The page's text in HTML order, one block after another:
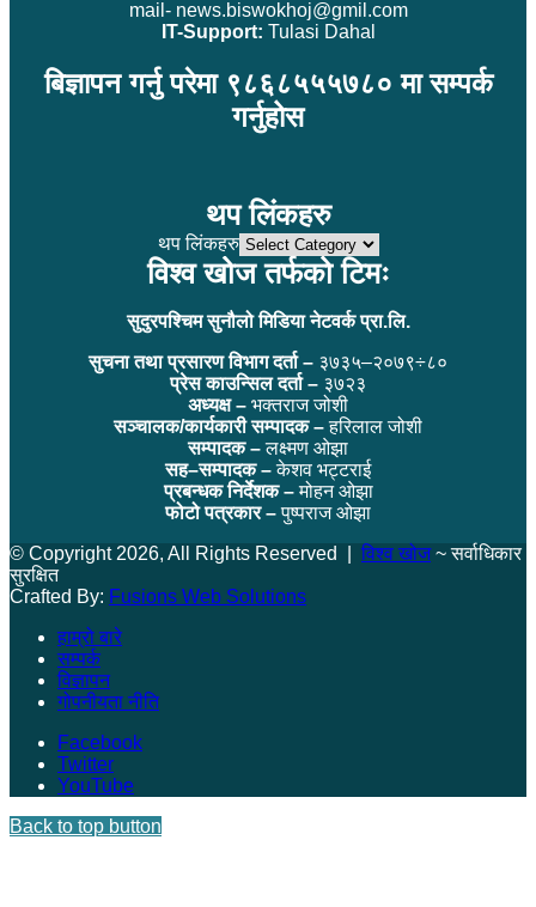
mail- news.biswokhoj@gmil.com
IT-Support: Tulasi Dahal
बिज्ञापन गर्नु परेमा ९८६८५५५७८० मा सम्पर्क
गर्नुहोस
थप लिंकहरु
थप लिंकहरु
विश्व खोज तर्फको टिमः
सुदुरपश्चिम सुनौलो मिडिया नेटवर्क प्रा.लि.
सुचना तथा प्रसारण विभाग दर्ता – ३७३५–२०७९÷८०
प्रेस काउन्सिल दर्ता – ३७२३
अध्यक्ष – भक्तराज जोशी
सञ्चालक/कार्यकारी सम्पादक –हरिलाल जोशी
सम्पादक –लक्ष्मण ओझा
सह–सम्पादक –केशव भट्टराई
प्रबन्धक निर्देशक –मोहन ओझा
फोटो पत्रकार –पुष्पराज ओझा
© Copyright 2026, All Rights Reserved | विश्व खोज~ सर्वाधिकार
सुरक्षित
Crafted By: Fusions Web Solutions
हाम्रो बारे
सम्पर्क
विज्ञापन
गोपनीयता नीति
Facebook
Twitter
YouTube
Back to top button